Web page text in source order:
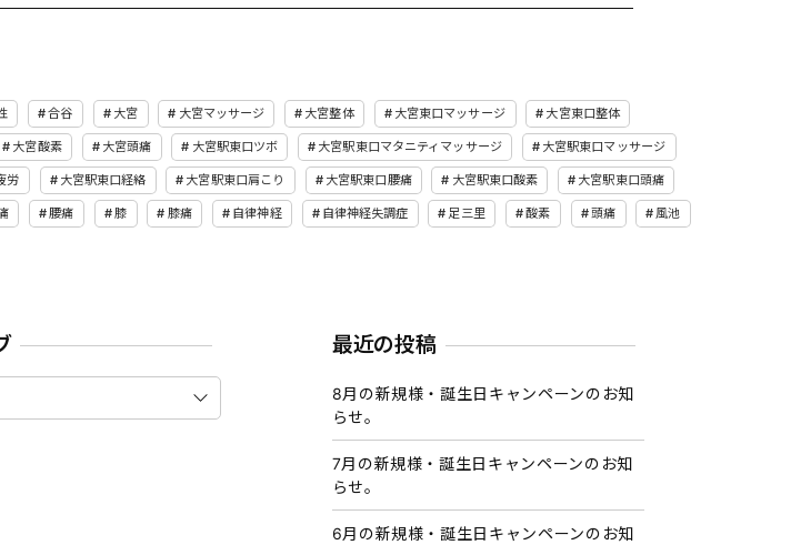
合谷 大宮 大宮マッサージ 大宮整体 大宮東口マッサージ 大宮東口整体
大宮酸素 大宮頭痛 大宮駅東口ツボ 大宮駅東口マタニティマッサージ 大宮駅東口マッサージ
労 大宮駅東口経絡 大宮駅東口肩こり 大宮駅東口腰痛 大宮駅東口酸素 大宮駅東口頭痛
腰痛 膝 膝痛 自律神経 自律神経失調症 足三里 酸素 頭痛 風池
最近の投稿
8月の新規様・誕生日キャンペーンのお知
らせ。
7月の新規様・誕生日キャンペーンのお知
らせ。
6月の新規様・誕生日キャンペーンのお知